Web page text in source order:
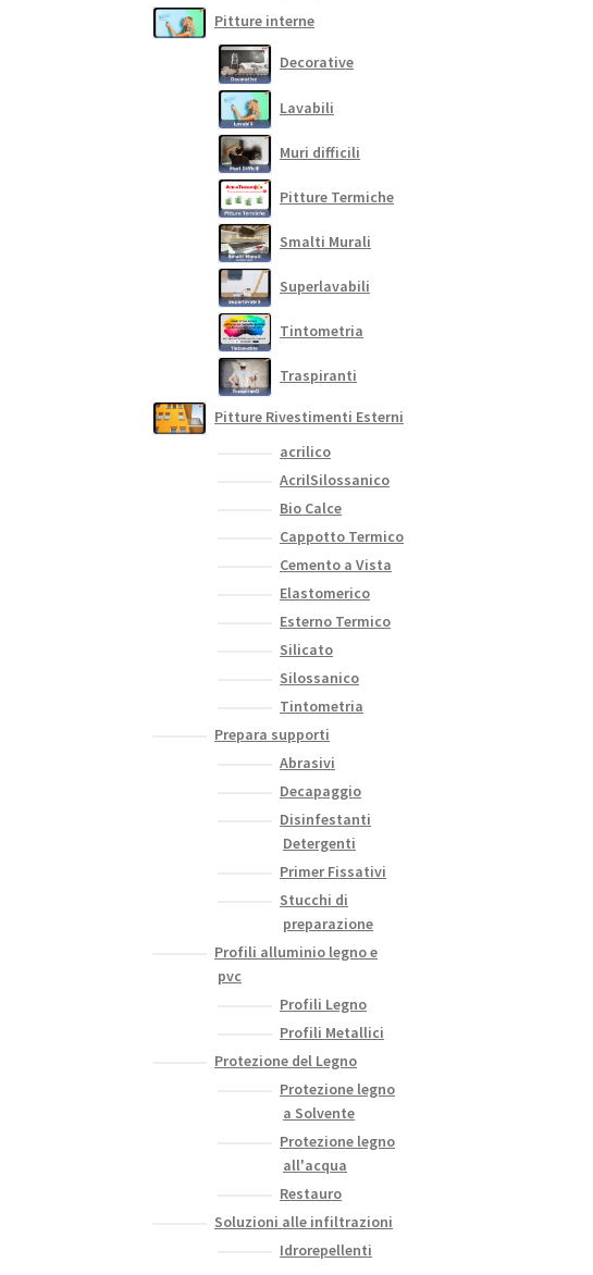
Pitture interne
Decorative
Lavabili
Muri difficili
Pitture Termiche
Smalti Murali
Superlavabili
Tintometria
Traspiranti
Pitture Rivestimenti Esterni
acrilico
AcrilSilossanico
Bio Calce
Cappotto Termico
Cemento a Vista
Elastomerico
Esterno Termico
Silicato
Silossanico
Tintometria
Prepara supporti
Abrasivi
Decapaggio
Disinfestanti
Detergenti
Primer Fissativi
Stucchi di
preparazione
Profili alluminio legno e
pvc
Profili Legno
Profili Metallici
Protezione del Legno
Protezione legno
a Solvente
Protezione legno
all'acqua
Restauro
Soluzioni alle infiltrazioni
Idrorepellenti